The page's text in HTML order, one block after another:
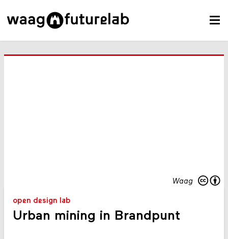
Waag
open design lab
Urban mining in Brandpunt